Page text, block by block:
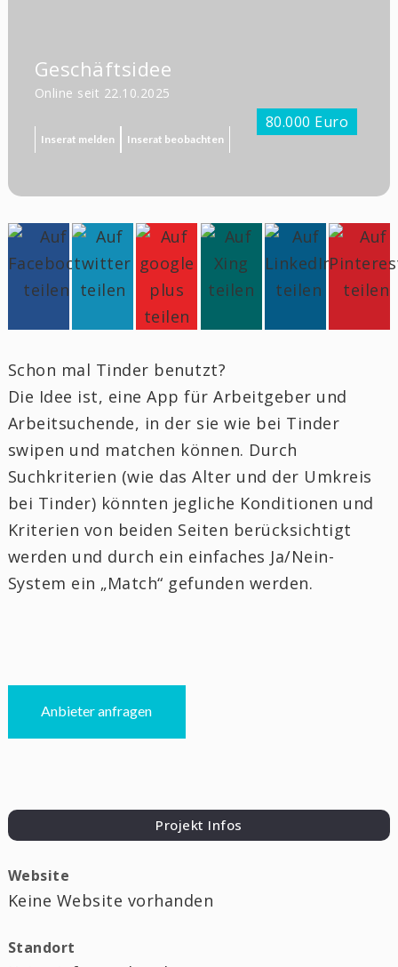
Geschäftsidee
Online seit 22.10.2025
80.000 Euro
Inserat melden Inserat beobachten
Schon mal Tinder benutzt?
Die Idee ist, eine App für Arbeitgeber und
Arbeitsuchende, in der sie wie bei Tinder
swipen und matchen können. Durch
Suchkriterien (wie das Alter und der Umkreis
bei Tinder) könnten jegliche Konditionen und
Kriterien von beiden Seiten berücksichtigt
werden und durch ein einfaches Ja/Nein-
System ein „Match“ gefunden werden.
Anbieter anfragen
Projekt Infos
Website
Keine Website vorhanden
Standort